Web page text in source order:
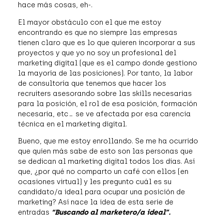
hace más cosas, eh-.
El mayor obstáculo con el que me estoy
encontrando es que no siempre las empresas
tienen claro que es lo que quieren incorporar a sus
proyectos y que yo no soy un profesional del
marketing digital (que es el campo donde gestiono
la mayoría de las posiciones). Por tanto, la labor
de consultoría que tenemos que hacer los
recruiters asesorando sobre las skills necesarias
para la posición, el rol de esa posición, formación
necesaria, etc… se ve afectada por esa carencia
técnica en el marketing digital.
Bueno, que me estoy enrollando. Se me ha ocurrido
que quien más sabe de esto son las personas que
se dedican al marketing digital todos los días. Así
que, ¿por qué no comparto un café con ellos (en
ocasiones virtual) y les pregunto cuál es su
candidato/a ideal para ocupar una posición de
marketing? Así nace la idea de esta serie de
entradas “Buscando al marketero/a ideal”.